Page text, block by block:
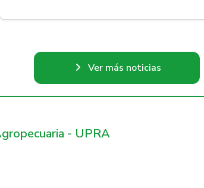
Ver más noticias
- UPRA